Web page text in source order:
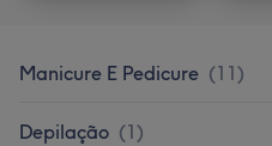
Manicure E Pedicure (11)
Depilação (1)